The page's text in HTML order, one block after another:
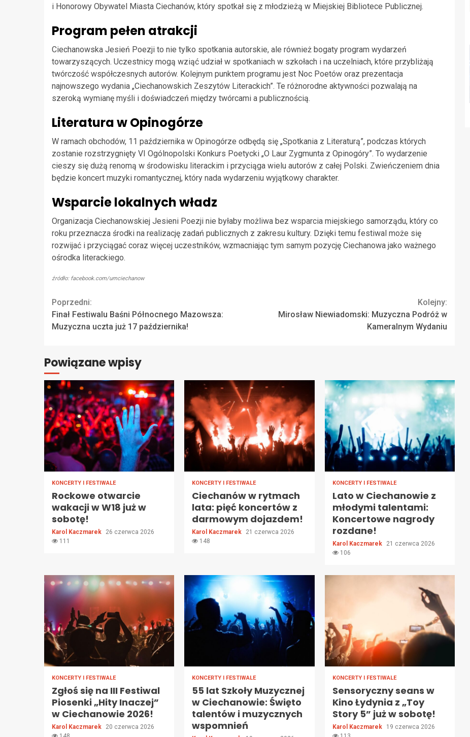
i Honorowy Obywatel Miasta Ciechanów, który spotkał się z młodzieżą w Miejskiej Bibliotece Publicznej.
Program pełen atrakcji
Ciechanowska Jesień Poezji to nie tylko spotkania autorskie, ale również bogaty program wydarzeń
towarzyszących. Uczestnicy mogą wziąć udział w spotkaniach w szkołach i na uczelniach, które przybliżają
twórczość współczesnych autorów. Kolejnym punktem programu jest Noc Poetów oraz prezentacja
najnowszego wydania „Ciechanowskich Zeszytów Literackich”. Te różnorodne aktywności pozwalają na
szeroką wymianę myśli i doświadczeń między twórcami a publicznością.
Literatura w Opinogórze
W ramach obchodów, 11 października w Opinogórze odbędą się „Spotkania z Literaturą”, podczas których
zostanie rozstrzygnięty VI Ogólnopolski Konkurs Poetycki „O Laur Zygmunta z Opinogóry”. To wydarzenie
cieszy się dużą renomą w środowisku literackim i przyciąga wielu autorów z całej Polski. Zwieńczeniem dnia
będzie koncert muzyki romantycznej, który nada wydarzeniu wyjątkowy charakter.
Wsparcie lokalnych władz
Organizacja Ciechanowskiej Jesieni Poezji nie byłaby możliwa bez wsparcia miejskiego samorządu, który co
roku przeznacza środki na realizację zadań publicznych z zakresu kultury. Dzięki temu festiwal może się
rozwijać i przyciągać coraz więcej uczestników, wzmacniając tym samym pozycję Ciechanowa jako ważnego
ośrodka literackiego.
źródło: facebook.com/umciechanow
Continue
Reading
Poprzedni:
Finał Festiwalu Baśni Północnego Mazowsza:
Muzyczna uczta już 17 października!
Kolejny:
Mirosław Niewiadomski: Muzyczna Podróż w
Kameralnym Wydaniu
Powiązane wpisy
KONCERTY I FESTIWALE
Rockowe otwarcie
wakacji w W18 już w
sobotę!
Karol Kaczmarek
26 czerwca 2026
111
KONCERTY I FESTIWALE
Ciechanów w rytmach
lata: pięć koncertów z
darmowym dojazdem!
Karol Kaczmarek
21 czerwca 2026
148
KONCERTY I FESTIWALE
Lato w Ciechanowie z
młodymi talentami:
Koncertowe nagrody
rozdane!
Karol Kaczmarek
21 czerwca 2026
106
KONCERTY I FESTIWALE
Zgłoś się na III Festiwal
Piosenki „Hity Inaczej”
w Ciechanowie 2026!
Karol Kaczmarek
20 czerwca 2026
KONCERTY I FESTIWALE
55 lat Szkoły Muzycznej
w Ciechanowie: Święto
talentów i muzycznych
wspomnień
KONCERTY I FESTIWALE
Sensoryczny seans w
Kino Łydynia z „Toy
Story 5” już w sobotę!
Karol Kaczmarek
19 czerwca 2026